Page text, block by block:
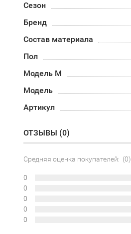
Сезон
Бренд
Состав материала
Пол
Модель М
Модель
Артикул
ОТЗЫВЫ (0)
Средняя оценка покупателей: (0)
0
0
0
0
0